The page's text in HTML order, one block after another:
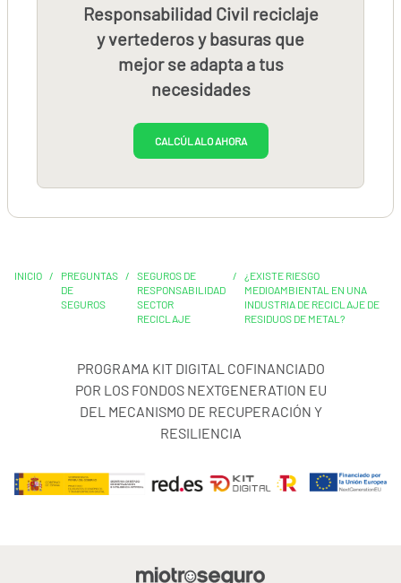
Responsabilidad Civil reciclaje
y vertederos y basuras que
mejor se adapta a tus
necesidades
CALCÚLALO AHORA
INICIO /
PREGUNTAS
DE
SEGUROS
/
SEGUROS DE
RESPONSABILIDAD
SECTOR
RECICLAJE
/
¿EXISTE RIESGO
MEDIOAMBIENTAL EN UNA
INDUSTRIA DE RECICLAJE DE
RESIDUOS DE METAL?
PROGRAMA KIT DIGITAL COFINANCIADO
POR LOS FONDOS NEXTGENERATION EU
DEL MECANISMO DE RECUPERACIÓN Y
RESILIENCIA